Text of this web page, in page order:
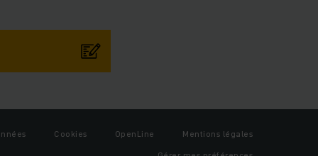
Cookies OpenLine
Mentions légales